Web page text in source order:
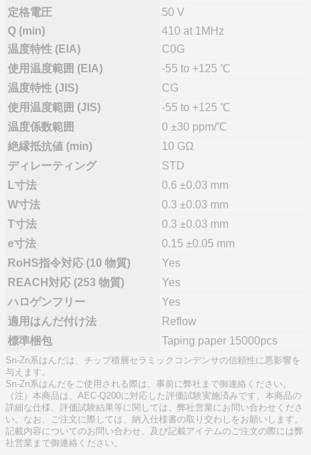
定格電圧
50 V
Q (min)
410 at 1MHz
温度特性 (EIA)
C0G
使用温度範囲 (EIA)
-55 to +125 ℃
温度特性 (JIS)
CG
使用温度範囲 (JIS)
-55 to +125 ℃
温度係数範囲
0 ±30 ppm/℃
絶縁抵抗値 (min)
10 GΩ
ディレーティング
STD
L寸法
0.6 ±0.03 mm
W寸法
0.3 ±0.03 mm
T寸法
0.3 ±0.03 mm
e寸法
0.15 ±0.05 mm
RoHS指令対応 (10 物質)
Yes
REACH対応 (253 物質)
Yes
ハロゲンフリー
Yes
適用はんだ付け法
Reflow
標準梱包
Taping paper 15000pcs
Sn-Zn系はんだは、チップ積層セラミックコンデンサの信頼性に悪影響を
与えます。
Sn-Zn系はんだをご使用される際は、事前に弊社まで御連絡ください。
（注）本商品は、AEC-Q200に対応した評価試験実施済みです。本商品の
詳細な仕様、評価試験結果等に関しては、弊社営業にお問い合わせくださ
い。なお、ご注文に際しては、納入仕様書の取り交わしをお願いします。
記載内容についてのお問い合わせ、及び記載アイテムのご注文の際には弊
社営業まで御連絡ください。